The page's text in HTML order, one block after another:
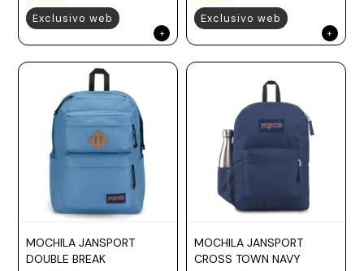
Exclusivo web Exclusivo web
MOCHILA JANSPORT
DOUBLE BREAK
MOCHILA JANSPORT
CROSS TOWN NAVY